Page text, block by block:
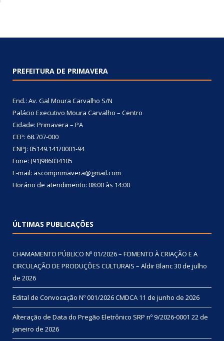
PREFEITURA DE PRIMAVERA
End.: Av. Gal Moura Carvalho S/N
Palácio Executivo Moura Carvalho – Centro
Cidade: Primavera – PA
CEP: 68.707-000
CNPJ: 05149.141/0001-94
Fone: (91)986034105
E-mail: ascomprimavera@gmail.com
Horário de atendimento: 08:00 às 14:00
ÚLTIMAS PUBLICAÇÕES
CHAMAMENTO PÚBLICO Nº 01/2026 – FOMENTO À CRIAÇÃO E A
CIRCULAÇÃO DE PRODUÇÕES CULTURAIS – Aldir Blanc30 de julho
de 2026
Edital de Convocação Nº 001/2026 CMDCA 11 de junho de 2026
Alteração de Data do Pregão Eletrônico SRP nº 9/2026-0001 22 de
janeiro de 2026